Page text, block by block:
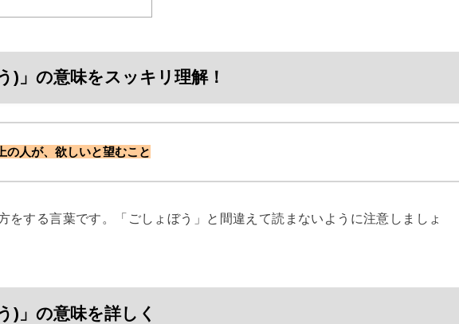
)」の意味をスッキリ理解！
の人が、欲しいと望むこと
をする言葉です。「ごしょぼう」と間違えて読まないように注意しましょ
)」の意味を詳しく